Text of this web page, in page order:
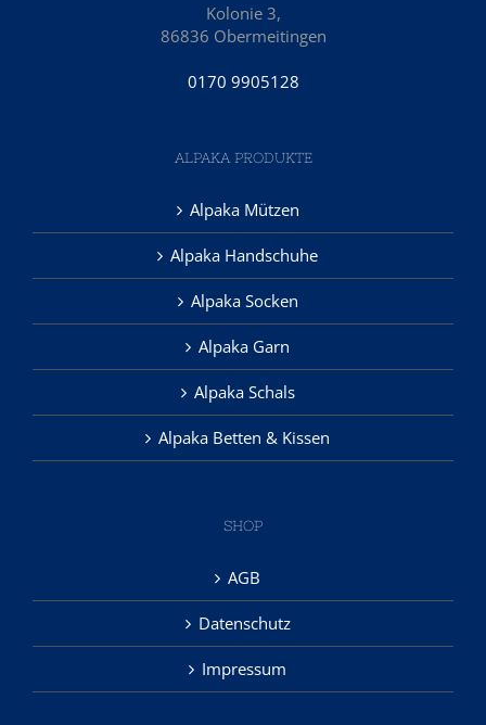
Kolonie 3,
86836 Obermeitingen
0170 9905128
ALPAKA PRODUKTE
Alpaka Mützen
Alpaka Handschuhe
Alpaka Socken
Alpaka Garn
Alpaka Schals
Alpaka Betten & Kissen
SHOP
AGB
Datenschutz
Impressum